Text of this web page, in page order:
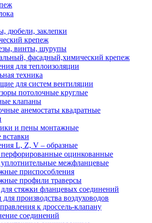
дюбели, заклепки
крепеж
винты, шурупы
фасадный,химический крепеж
для теплоизоляции
техника
для систем вентиляции
потолочные круглые
клапаны
анемостаты квадратные
и пены монтажные
вставки
L, Z, V – образные
оцинкованные
межфланцевые
приспособления
профили траверсы
стяжки фланцевых соединений
для производства воздуховодов
к дроссель-клапану
соединений